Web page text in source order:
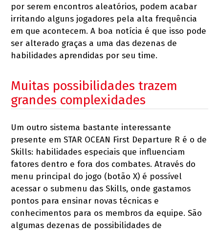
por serem encontros aleatórios, podem acabar
irritando alguns jogadores pela alta frequência
em que acontecem. A boa notícia é que isso pode
ser alterado graças a uma das dezenas de
habilidades aprendidas por seu time.
Muitas possibilidades trazem
grandes complexidades
Um outro sistema bastante interessante
presente em STAR OCEAN First Departure R é o de
Skills: habilidades especiais que influenciam
fatores dentro e fora dos combates. Através do
menu principal do jogo (botão X) é possível
acessar o submenu das Skills, onde gastamos
pontos para ensinar novas técnicas e
conhecimentos para os membros da equipe. São
algumas dezenas de possibilidades de